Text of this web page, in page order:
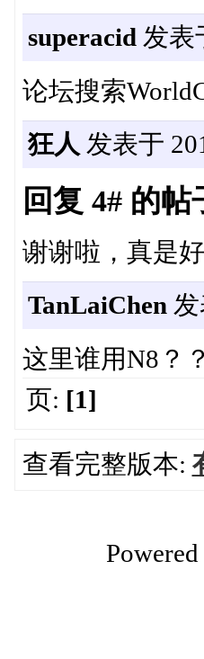
superacid 发表
论坛搜索
狂人 发表于
回复 4# 的帖
谢谢啦，真是
TanLaiChen
这里谁用N8？
页: [1]
查看完整版本: